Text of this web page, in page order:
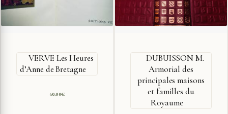
VERVE Les Heures
d’Anne de Bretagne
40,00€
DUBUISSON M.
Armorial des
principales maisons
et familles du
Royaume